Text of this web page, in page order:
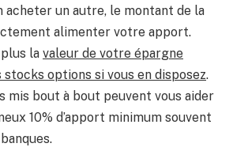
acheter un autre, le montant de la
alimenter votre apport.
plus la valeur de votre épargne
stocks options si vous en disposez.
mis bout à bout peuvent vous aider
10% d’apport minimum souvent